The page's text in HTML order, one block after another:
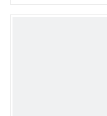
инструменты для рисования